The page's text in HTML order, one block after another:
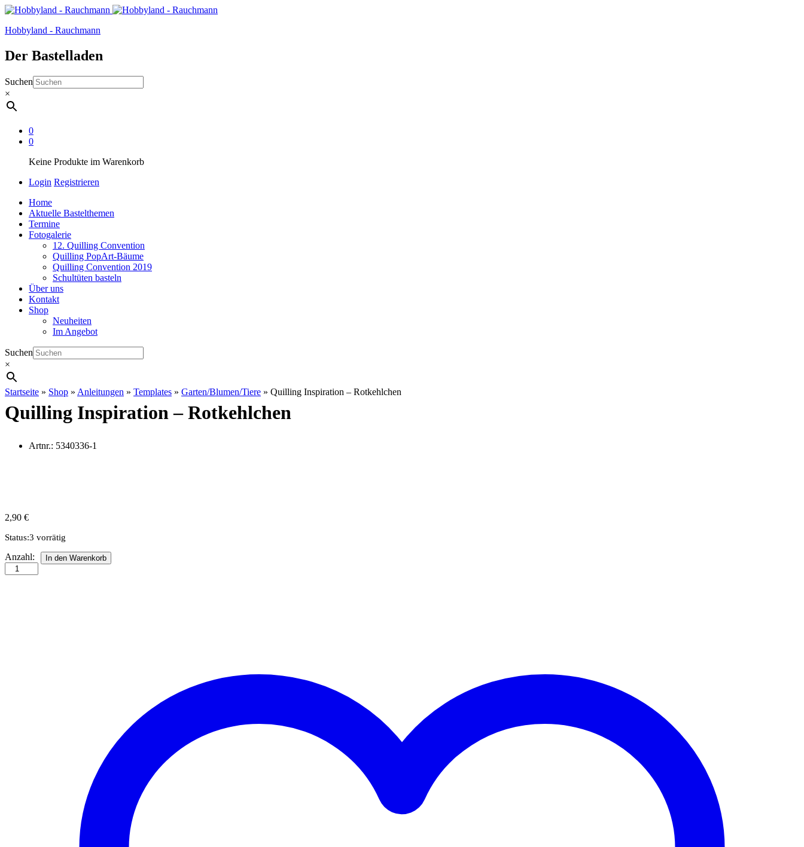
Hobbyland - Rauchmann
Der Bastelladen
Suchen
×
0
0
Keine Produkte im Warenkorb
Login Registrieren
Home
Aktuelle Bastelthemen
Termine
Fotogalerie
12. Quilling Convention
Quilling PopArt-Bäume
Quilling Convention 2019
Schultüten basteln
Über uns
Kontakt
Shop
Neuheiten
Im Angebot
Suchen
×
Startseite » Shop » Anleitungen » Templates » Garten/Blumen/Tiere » Quilling Inspiration – Rotkehlchen
Quilling Inspiration – Rotkehlchen
Artnr.: 5340336-1
2,90 €
Status:3 vorrätig
Quilling
Inspiration
-
Anzahl: In den Warenkorb